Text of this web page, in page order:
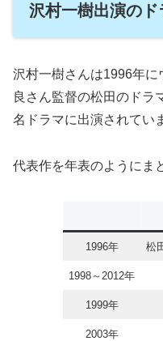
沢村一樹出演のド
沢村一樹さんは1996年
良さん監督の松田のドラ
名ドラマに出演されてい
代表作を年表のようにま
1996年 松
1998～2012年
1999年
2003年